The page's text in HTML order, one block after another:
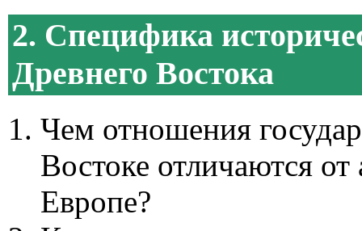
2. Специфика
Древнего Востока
Чем отношения
Востоке отличаются
Европе?